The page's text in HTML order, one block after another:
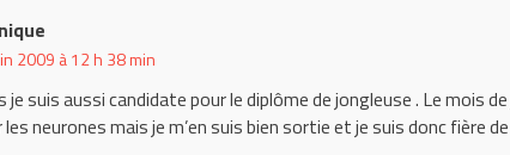
2009 à 12 h 38 min
je suis aussi candidate pour le diplôme de jongleuse . Le mois
les neurones mais je m’en suis bien sortie et je suis donc fière